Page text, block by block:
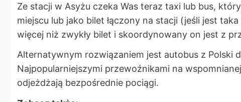
Ze stacji w Asyżu czeka Was teraz taxi lub bus,
miejscu lub jako bilet łączony na stacji (jeśli jest
więcej niż zwykły bilet i skoordynowany on jest z
Alternatywnym rozwiązaniem jest autobus z Polski
Najpopularniejszymi przewoźnikami na
odjeżdżają bezpośrednie pociągi.